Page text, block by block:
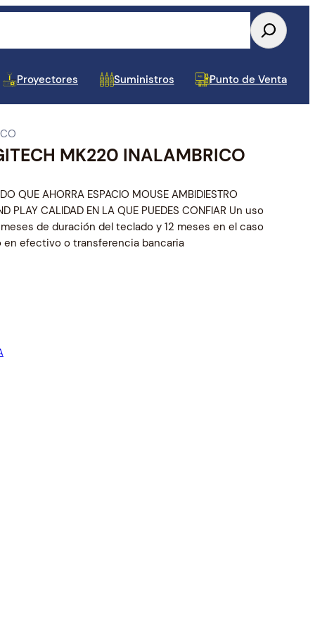
Tablets y Celulares
Almacenamiento Interno Componentes Varios
Conectividad USB
Accesorios para Monitor y TV
Toners y Cintas Cajas de
Papel y Etiquetas POS
Dispositivos de Audio y
Video
Estuches, Mochilas y
Pad
UPS y APS Baterias para UPS
Repuestos para Laptop Repuestos para
Proyectores Suministros Punto de Venta
MK220 INALAMBRICO
QUE AHORRA ESPACIO MOUSE AMBIDIESTRO
PLAY CALIDAD EN LA QUE PUEDES CONFIAR Un uso
de duración del teclado y 12 meses en el caso
en efectivo o transferencia bancaria